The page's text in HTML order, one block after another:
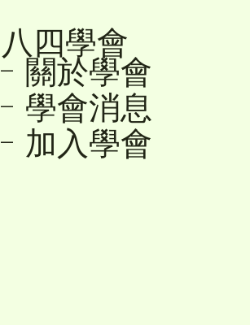
八四學會
- 關於學會
- 學會消息
- 加入學會